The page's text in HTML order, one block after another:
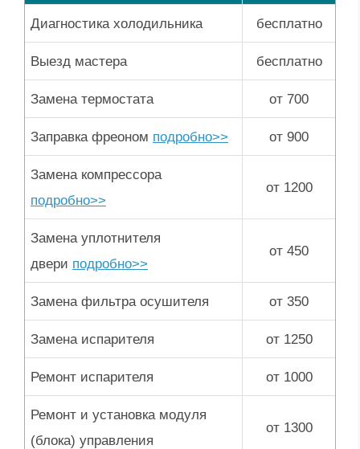
Диагностика холодильника бесплатно
Выезд мастера бесплатно
Замена термостата от 700
Заправка фреоном подробно>> от 900
Замена компрессора
подробно>>
от 1200
Замена уплотнителя
двери подробно>>
от 450
Замена фильтра осушителя от 350
Замена испарителя от 1250
Ремонт испарителя от 1000
Ремонт и установка модуля
(блока) управления
от 1300